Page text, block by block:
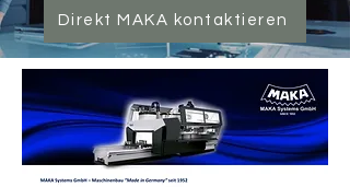
Direkt MAKA kontaktieren